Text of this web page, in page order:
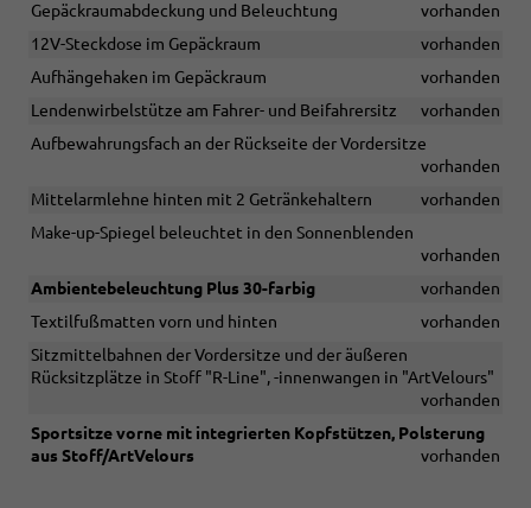
Gepäckraumabdeckung und Beleuchtung
vorhanden
12V-Steckdose im Gepäckraum
vorhanden
Aufhängehaken im Gepäckraum
vorhanden
Lendenwirbelstütze am Fahrer- und Beifahrersitz
vorhanden
Aufbewahrungsfach an der Rückseite der Vordersitze
vorhanden
Mittelarmlehne hinten mit 2 Getränkehaltern
vorhanden
Make-up-Spiegel beleuchtet in den Sonnenblenden
vorhanden
Ambientebeleuchtung Plus 30-farbig
vorhanden
Textilfußmatten vorn und hinten
vorhanden
Sitzmittelbahnen der Vordersitze und der äußeren
Rücksitzplätze in Stoff "R-Line", -innenwangen in "ArtVelours"
vorhanden
Sportsitze vorne mit integrierten Kopfstützen, Polsterung
aus Stoff/ArtVelours
vorhanden